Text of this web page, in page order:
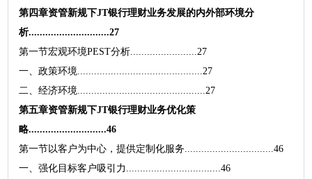
第四章资管新规下JT银行理财业务发展的内外部环境分
析.............................27
第一节宏观环境PEST分析........................27
一、政策环境.............................................27
二、经济环境..............................................27
第五章资管新规下JT银行理财业务优化策
略............................46
第一节以客户为中心，提供定制化服务................................46
一、强化目标客户吸引力..................................46